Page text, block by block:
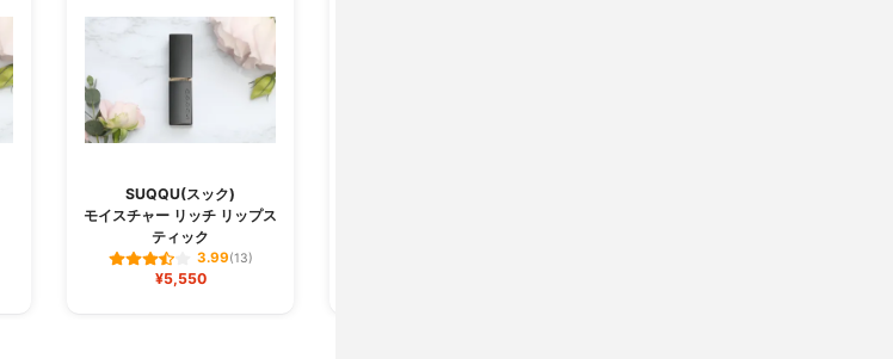
SUQQU(スック)
モイスチャー リッチ リップス
ティック
3.99(13)
¥5,550